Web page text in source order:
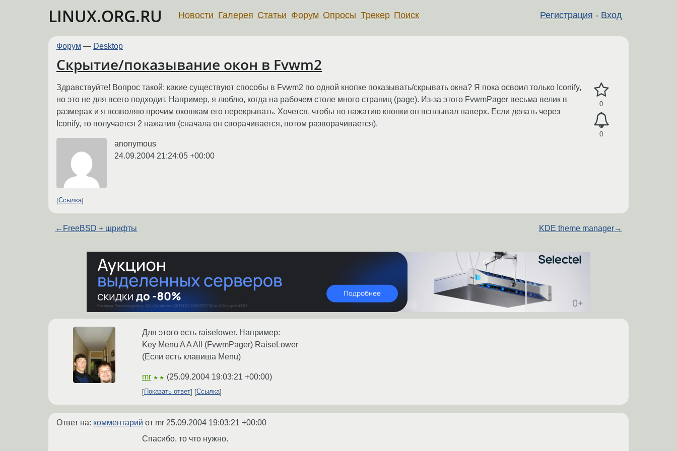
LINUX.ORG.RU Регистрация - Вход
Новости Галерея Статьи Форум Опросы Трекер Поиск
Форум — Desktop
Скрытие/показывание окон в Fvwm2
0
0
Здравствуйте! Вопрос такой: какие существуют способы в Fvwm2 по одной кнопке показывать/скрывать окна? Я пока освоил только Iconify,
но это не для всего подходит. Например, я люблю, когда на рабочем столе много страниц (page). Из-за этого FvwmPager весьма велик в
размерах и я позволяю прочим окошкам его перекрывать. Хочется, чтобы по нажатию кнопки он всплывал наверх. Если делать через
Iconify, то получается 2 нажатия (сначала он сворачивается, потом разворачивается).
anonymous
24.09.2004 21:24:05 +00:00
Ссылка
← FreeBSD + шрифты KDE theme manager→
Для этого есть raiselower. Например:
Key Menu A A All (FvwmPager) RaiseLower
(Если есть клавиша Menu)
mr ★★ (25.09.2004 19:03:21 +00:00)
Показать ответ Ссылка
Ответ на: комментарий от mr 25.09.2004 19:03:21 +00:00
Спасибо, то что нужно.